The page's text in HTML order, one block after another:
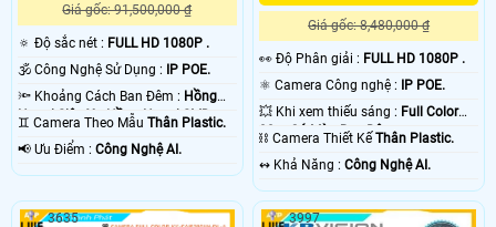
Giá gốc: 91,500,000 ₫
🔅 Độ sắc nét : FULL HD 1080P .
🕉️ Công Nghệ Sử Dụng : IP POE.
🔦 Khoảng Cách Ban Đêm : Hồng
Ngoại Siêu Xa Hồng Ngoại SMD.
♊ Camera Theo Mẫu Thân Plastic.
️📢 Ưu Điểm : Công Nghệ AI.
Giá gốc: 8,480,000 ₫
️👀 Độ Phân giải : FULL HD 1080P .
⚛️ Camera Công nghệ : IP POE.
💥 Khi xem thiếu sáng : Full Color
30m Có Màu Ban Đêm.
⛓ Camera Thiết KếThân Plastic.
️↭ Khả Năng :Công Nghệ AI.
3635 3997